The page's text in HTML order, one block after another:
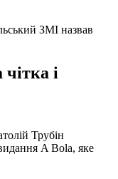
і
Трубін
A Bola, яке